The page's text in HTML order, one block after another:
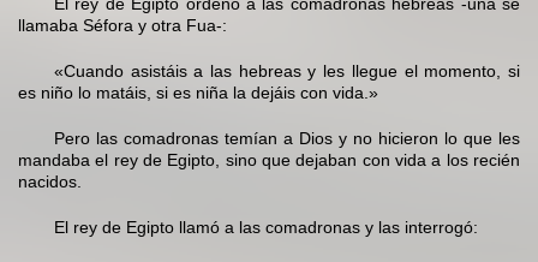
El rey de Egipto ordenó a las comadronas hebreas -una se
llamaba Séfora y otra Fua-:
«Cuando asistáis a las hebreas y les llegue el momento, si
es niño lo matáis, si es niña la dejáis con vida.»
Pero las comadronas temían a Dios y no hicieron lo que les
mandaba el rey de Egipto, sino que dejaban con vida a los recién
nacidos.
El rey de Egipto llamó a las comadronas y las interrogó: